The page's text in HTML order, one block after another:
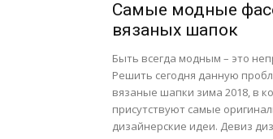
Самые модные
вязаных шапок
Быть всегда модным – это
Решить сегодня данную
вязаные шапки зима 2018, в
присутствуют самые
дизайнерские идеи. Девиз